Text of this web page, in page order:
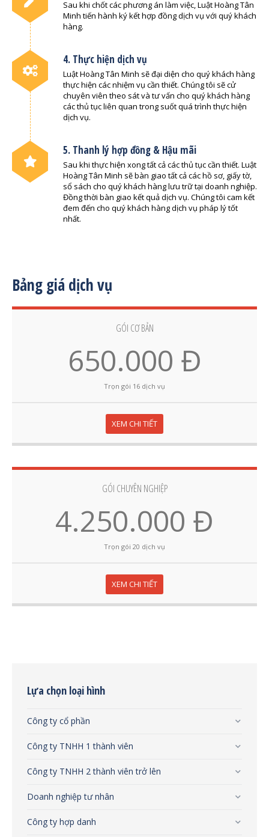
Sau khi chốt các phương án làm việc, Luật Hoàng Tân
Minh tiến hành ký kết hợp đồng dịch vụ với quý khách
hàng.
4. Thực hiện dịch vụ
Luật Hoàng Tân Minh sẽ đại diện cho quý khách hàng
thực hiện các nhiệm vụ cần thiết. Chúng tôi sẽ cử
chuyên viên theo sát và tư vấn cho quý khách hàng
các thủ tục liên quan trong suốt quá trình thực hiện
dịch vụ.
5. Thanh lý hợp đồng & Hậu mãi
Sau khi thực hiện xong tất cả các thủ tục cần thiết. Luật
Hoàng Tân Minh sẽ bàn giao tất cả các hồ sơ, giấy tờ,
sổ sách cho quý khách hàng lưu trữ tại doanh nghiệp.
Đồng thời bàn giao kết quả dịch vụ. Chúng tôi cam kết
đem đến cho quý khách hàng dịch vụ pháp lý tốt
nhất.
Bảng giá dịch vụ
GÓI CƠ BẢN
650.000 Đ
Trọn gói 16 dịch vụ
XEM CHI TIẾT
GÓI CHUYÊN NGHIỆP
4.250.000 Đ
Trọn gói 20 dịch vụ
XEM CHI TIẾT
Lựa chọn loại hình
Công ty cổ phần
Công ty TNHH 1 thành viên
Công ty TNHH 2 thành viên trở lên
Doanh nghiệp tư nhân
Công ty hợp danh